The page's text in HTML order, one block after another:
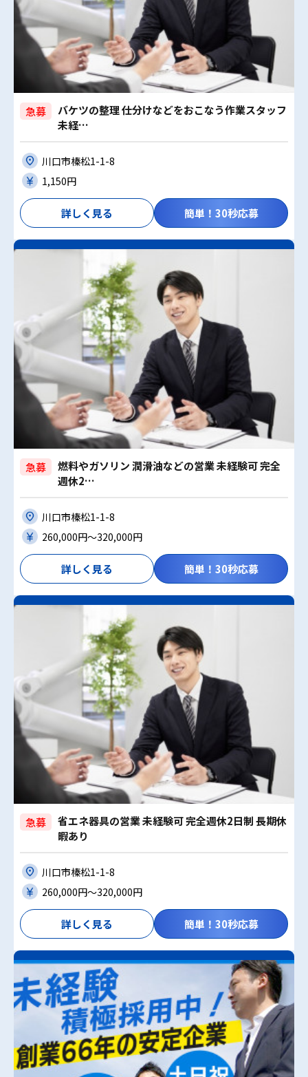
急募
バケツの整理 仕分けなどをおこなう作業スタッフ
未経…
川口市榛松1-1-8
1,150円
詳しく見る 簡単！30秒応募
急募
燃料やガソリン 潤滑油などの営業 未経験可 完全
週休2…
川口市榛松1-1-8
260,000円〜320,000円
詳しく見る 簡単！30秒応募
急募
省エネ器具の営業 未経験可 完全週休2日制 長期休
暇あり
川口市榛松1-1-8
260,000円〜320,000円
詳しく見る 簡単！30秒応募